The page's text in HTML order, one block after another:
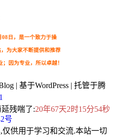
日，是一个致力于操
为大家不断提供和推荐
因为专业，所以卓越！
| 基于WordPress | 托管于腾
残喘了:20年67天2时15分54秒
号
供用于学习和交流.本站一切